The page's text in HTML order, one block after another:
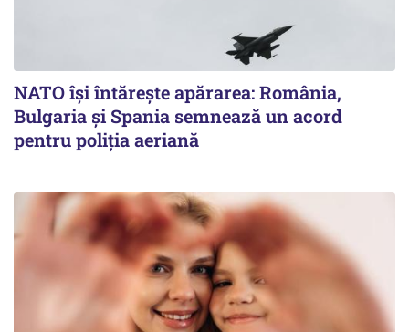
NATO își întărește apărarea: România,
Bulgaria și Spania semnează un acord
pentru poliția aeriană